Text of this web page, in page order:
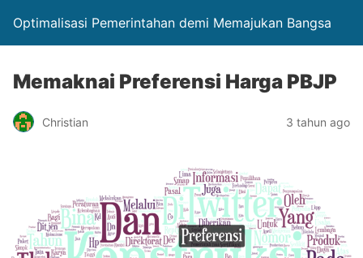
Optimalisasi Pemerintahan demi Memajukan Bangsa
Memaknai Preferensi Harga PBJP
Christian 3 tahun ago